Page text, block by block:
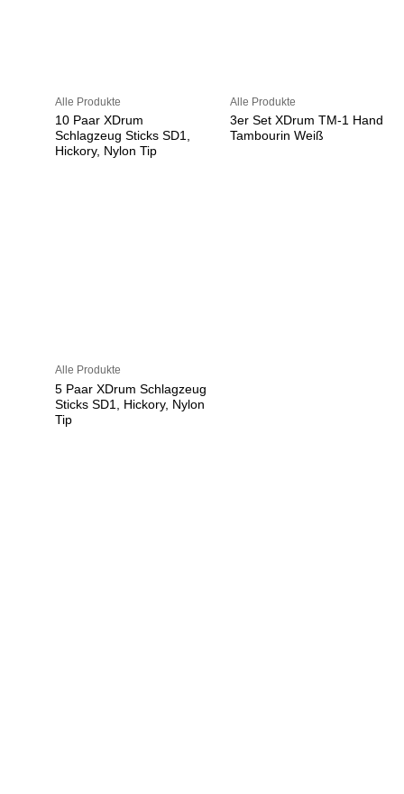
Alle Produkte
10 Paar XDrum
Schlagzeug Sticks SD1,
Hickory, Nylon Tip
Alle Produkte
3er Set XDrum TM-1 Hand
Tambourin Weiß
Alle Produkte
5 Paar XDrum Schlagzeug
Sticks SD1, Hickory, Nylon
Tip